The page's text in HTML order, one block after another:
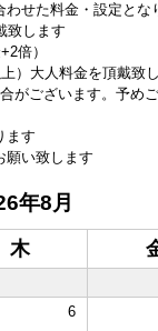
せた料金・設定とな
致します
倍）
）大人料金を頂戴致
がございます。予め
ます
願い致します
年8月
木
6